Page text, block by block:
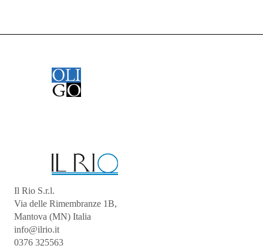
Il Rio S.r.l.
Via delle Rimembranze 1B,
Mantova (MN) Italia
info@ilrio.it
0376 325563